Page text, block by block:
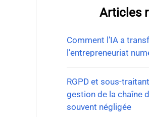
Articles
Comment l’IA a
l’entrepreneuriat
RGPD et sous-
gestion de la chaîne
souvent négligée